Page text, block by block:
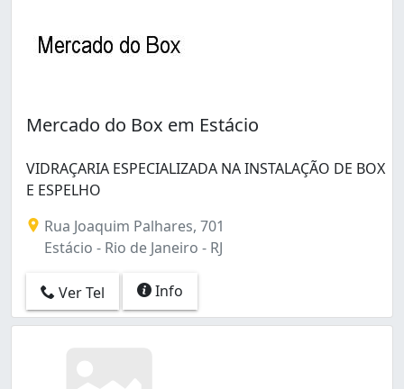
Ipanema (26)
Itanhangá (5)
Jacaré (2)
Jardim América (3)
Jardim Carioca (2)
Jardim Guanabara (1)
Jardim Sulacap (11)
Lagoa (4)
Mercado do Box em Estácio
VIDRAÇARIA ESPECIALIZADA NA INSTALAÇÃO DE BOX
E ESPELHO
Rua Joaquim Palhares, 701
Estácio - Rio de Janeiro - RJ
Ver Tel Info